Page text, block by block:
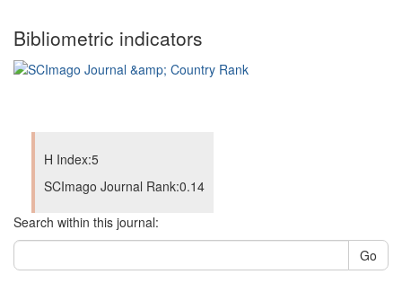
Bibliometric indicators
H Index:5
SCImago Journal Rank:0.14
Search within this journal:
Go